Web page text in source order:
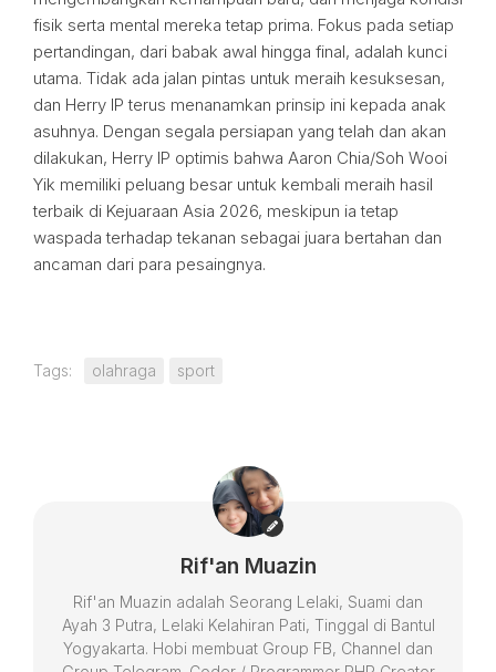
fisik serta mental mereka tetap prima. Fokus pada setiap
pertandingan, dari babak awal hingga final, adalah kunci
utama. Tidak ada jalan pintas untuk meraih kesuksesan,
dan Herry IP terus menanamkan prinsip ini kepada anak
asuhnya. Dengan segala persiapan yang telah dan akan
dilakukan, Herry IP optimis bahwa Aaron Chia/Soh Wooi
Yik memiliki peluang besar untuk kembali meraih hasil
terbaik di Kejuaraan Asia 2026, meskipun ia tetap
waspada terhadap tekanan sebagai juara bertahan dan
ancaman dari para pesaingnya.
Tags: olahraga sport
Rif'an Muazin
Rif'an Muazin adalah Seorang Lelaki, Suami dan
Ayah 3 Putra, Lelaki Kelahiran Pati, Tinggal di Bantul
Yogyakarta. Hobi membuat Group FB, Channel dan